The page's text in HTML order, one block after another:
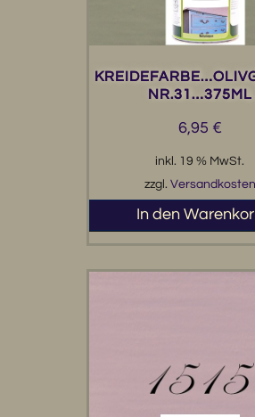
NR.31…375ML
6,95 €
inkl. 19 % MwSt.
zzgl. Versandkosten
In den